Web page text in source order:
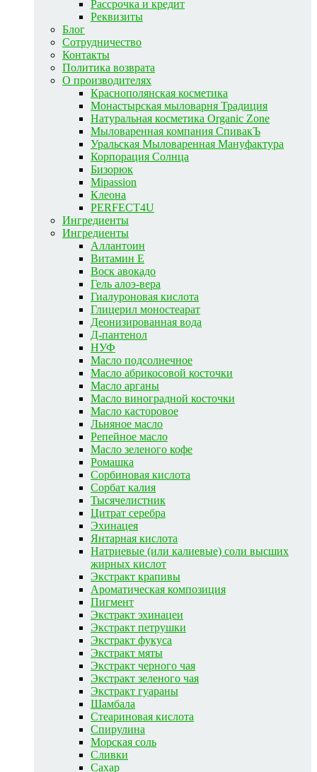
Рассрочка и кредит
Реквизиты
Блог
Сотрудничество
Контакты
Политика возврата
О производителях
Краснополянская косметика
Монастырская мыловарня Традиция
Натуральная косметика Organic Zone
Мыловаренная компания СпивакЪ
Уральская Мыловаренная Мануфактура
Корпорация Солнца
Бизорюк
Mipassion
Клеона
PERFECT4U
Ингредиенты
Ингредиенты
Аллантоин
Витамин E
Воск авокадо
Гель алоэ-вера
Гиалуроновая кислота
Глицерил моностеарат
Деонизированная вода
Д-пантенол
НУФ
Масло подсолнечное
Масло абрикосовой косточки
Масло арганы
Масло виноградной косточки
Масло касторовое
Льняное масло
Репейное масло
Масло зеленого кофе
Ромашка
Сорбиновая кислота
Сорбат калия
Тысячелистник
Цитрат серебра
Эхинацея
Янтарная кислота
Натриевые (или калиевые) соли высших
жирных кислот
Экстракт крапивы
Ароматическая композиция
Пигмент
Экстракт эхинацеи
Экстракт петрушки
Экстракт фукуса
Экстракт мяты
Экстракт черного чая
Экстракт зеленого чая
Экстракт гуараны
Шамбала
Стеариновая кислота
Спирулина
Морская соль
Сливки
Сахар